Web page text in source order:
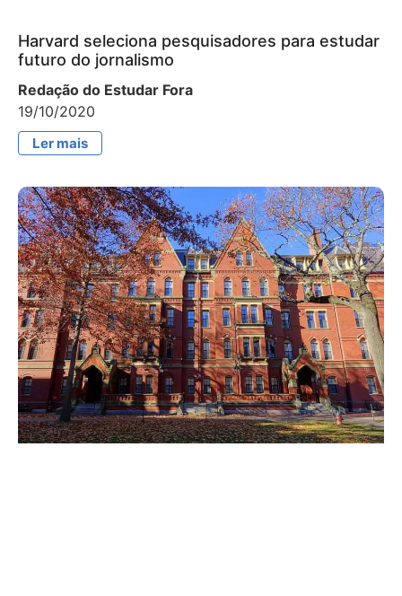
Harvard seleciona pesquisadores para estudar
futuro do jornalismo
Redação do Estudar Fora
19/10/2020
Ler mais